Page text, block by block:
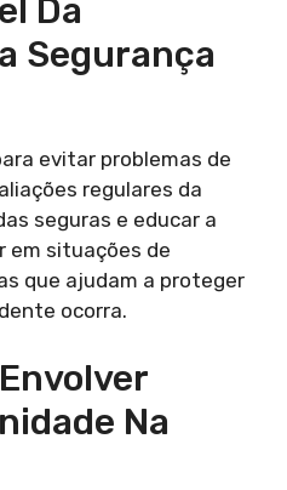
Da
Segurança
evitar problemas de
regulares da
seguras e educar a
em situações de
que ajudam a proteger
ocorra.
Na